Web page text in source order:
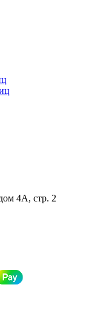
4А, стр. 2